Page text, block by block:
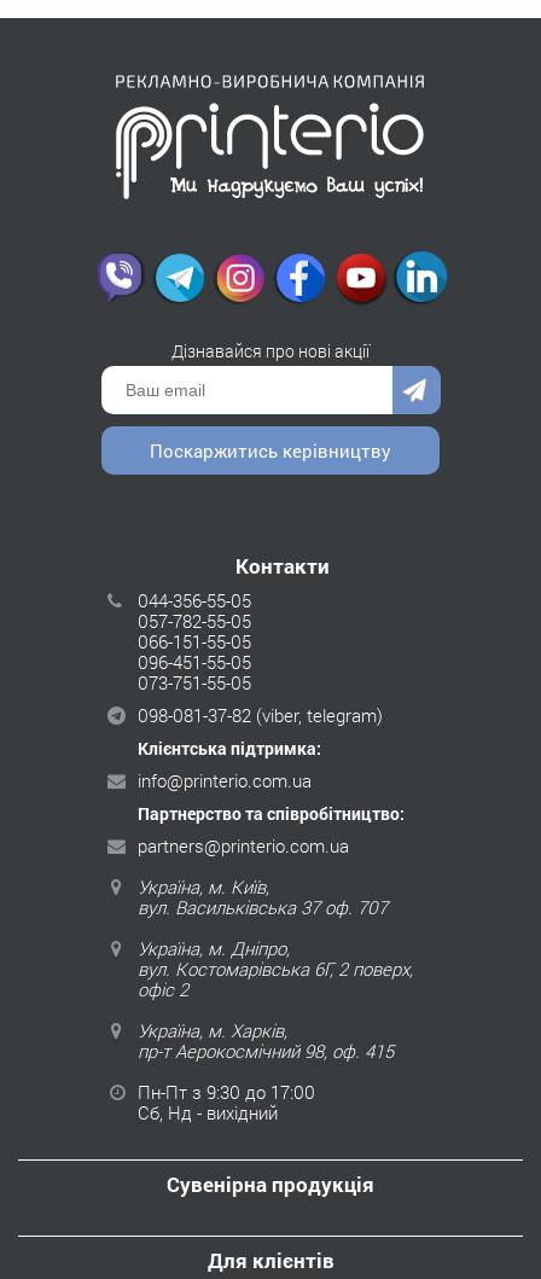
Дізнавайся про нові акції
Поскаржитись керівництву
Контакти
044-356-55-05
057-782-55-05
066-151-55-05
096-451-55-05
073-751-55-05
098-081-37-82 (viber, telegram)
Клієнтська підтримка:
info@printerio.com.ua
Партнерство та співробітництво:
partners@printerio.com.ua
Україна, м. Київ,
вул. Васильківська 37 оф. 707
Україна, м. Дніпро,
вул. Костомарівська 6Г, 2 поверх,
офіс 2
Україна, м. Харків,
пр-т Аерокосмічний 98, оф. 415
Пн-Пт з 9:30 до 17:00
Сб, Нд - вихідний
Сувенірна продукція
Для клієнтів